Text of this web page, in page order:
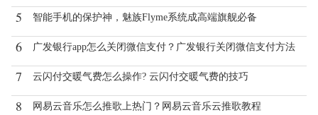
5 智能手机的保护神，魅族Flyme系统成高端旗舰必备
6 广发银行app怎么关闭微信支付？广发银行关闭微信支付方法
7 云闪付交暖气费怎么操作? 云闪付交暖气费的技巧
8 网易云音乐怎么推歌上热门？网易云音乐云推歌教程